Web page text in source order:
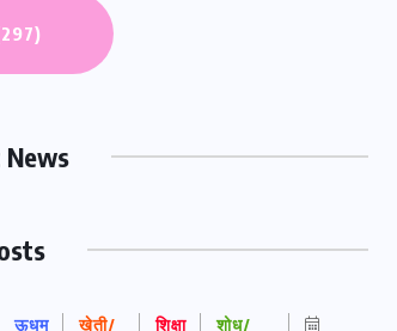
News
ऊधम खेती/ शिक्षा शोध/